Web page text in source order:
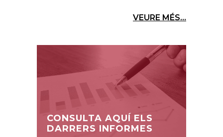
VEURE MÉS...
CONSULTA AQUÍ ELS
DARRERS INFORMES